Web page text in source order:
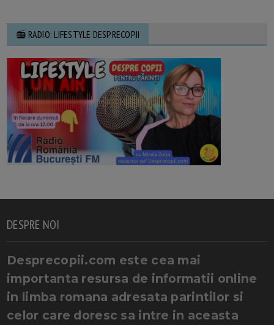
📻 RADIO: LIFESTYLE DESPRECOPII
DESPRE NOI
Desprecopii.com este cea mai
importanta resursa de informatii online
in limba romana adresata parintilor si
celor care doresc sa intre in aceasta